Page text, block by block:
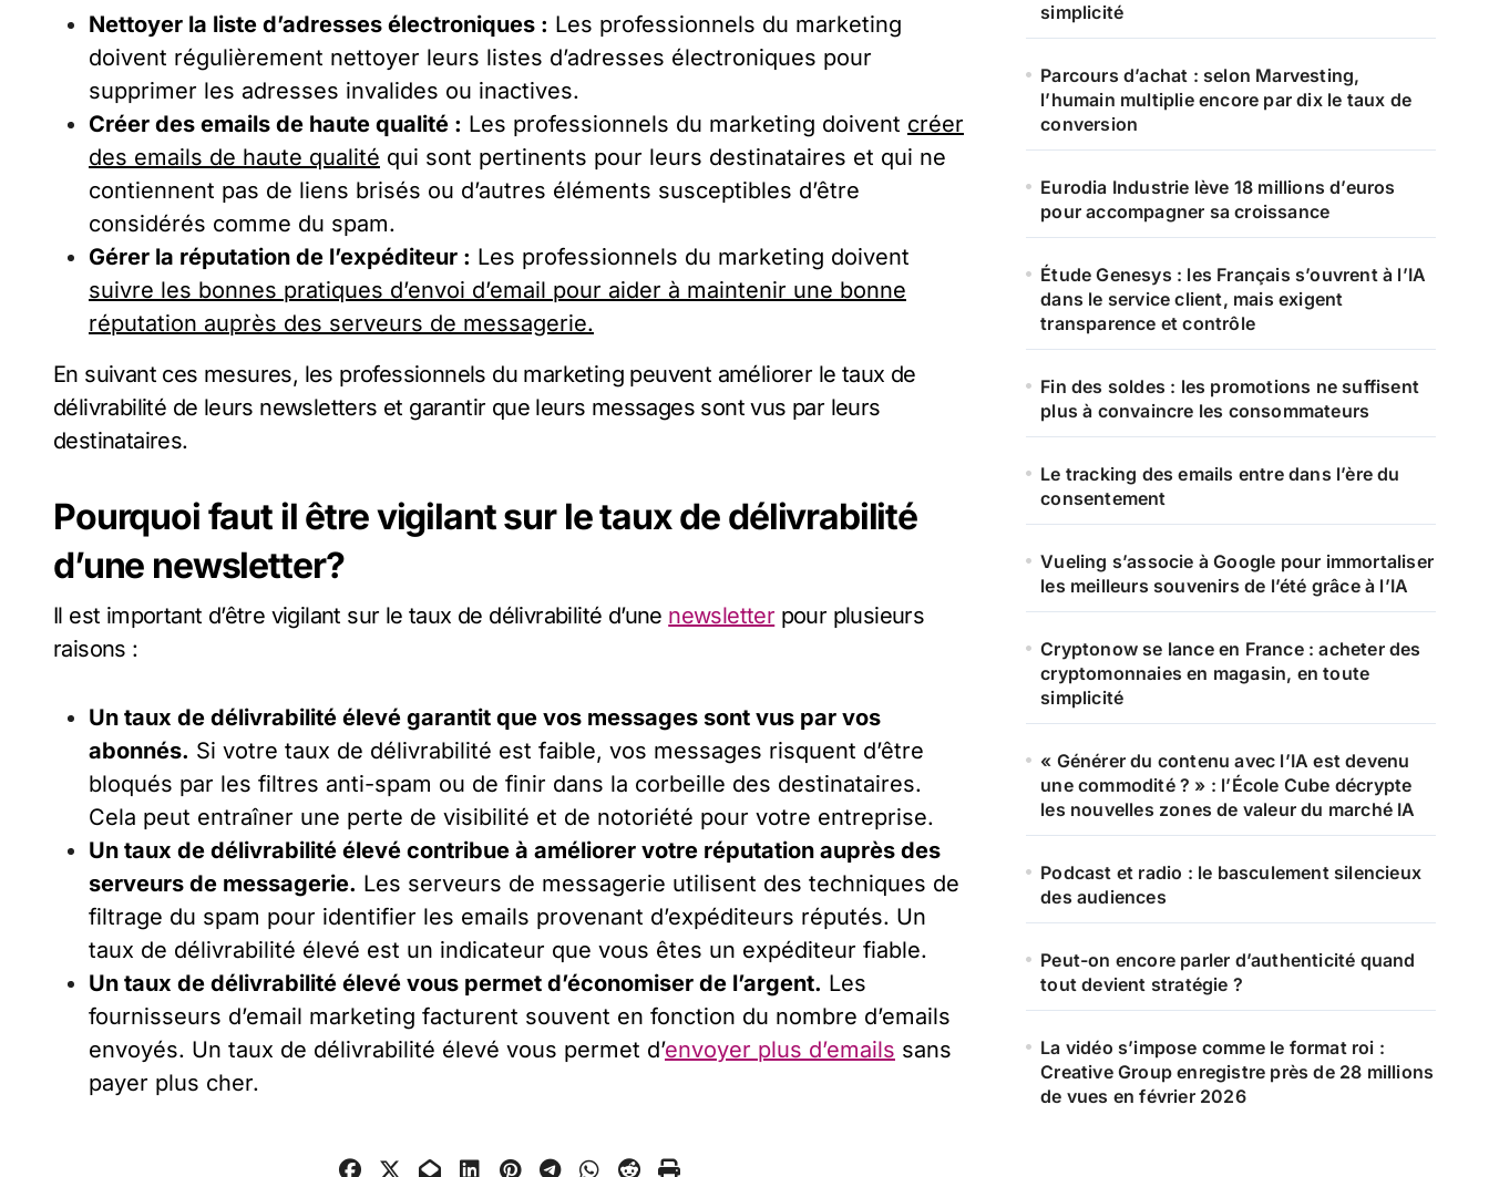
Nettoyer la liste d’adresses électroniques : Les professionnels du marketing
doivent régulièrement nettoyer leurs listes d’adresses électroniques pour
supprimer les adresses invalides ou inactives.
Créer des emails de haute qualité : Les professionnels du marketing doivent créer
des emails de haute qualité qui sont pertinents pour leurs destinataires et qui ne
contiennent pas de liens brisés ou d’autres éléments susceptibles d’être
considérés comme du spam.
Gérer la réputation de l’expéditeur : Les professionnels du marketing doivent
suivre les bonnes pratiques d’envoi d’email pour aider à maintenir une bonne
réputation auprès des serveurs de messagerie.
En suivant ces mesures, les professionnels du marketing peuvent améliorer le taux de
délivrabilité de leurs newsletters et garantir que leurs messages sont vus par leurs
destinataires.
Pourquoi faut il être vigilant sur le taux de délivrabilité
d’une newsletter?
Il est important d’être vigilant sur le taux de délivrabilité d’une newsletter pour plusieurs
raisons :
Un taux de délivrabilité élevé garantit que vos messages sont vus par vos
abonnés. Si votre taux de délivrabilité est faible, vos messages risquent d’être
bloqués par les filtres anti-spam ou de finir dans la corbeille des destinataires.
Cela peut entraîner une perte de visibilité et de notoriété pour votre entreprise.
Un taux de délivrabilité élevé contribue à améliorer votre réputation auprès des
serveurs de messagerie. Les serveurs de messagerie utilisent des techniques de
filtrage du spam pour identifier les emails provenant d’expéditeurs réputés. Un
taux de délivrabilité élevé est un indicateur que vous êtes un expéditeur fiable.
Un taux de délivrabilité élevé vous permet d’économiser de l’argent. Les
fournisseurs d’email marketing facturent souvent en fonction du nombre d’emails
envoyés. Un taux de délivrabilité élevé vous permet d’envoyer plus d’emails sans
payer plus cher.
simplicité
Parcours d’achat : selon Marvesting,
l’humain multiplie encore par dix le taux de
conversion
Eurodia Industrie lève 18 millions d’euros
pour accompagner sa croissance
Étude Genesys : les Français s’ouvrent à l’IA
dans le service client, mais exigent
transparence et contrôle
Fin des soldes : les promotions ne suffisent
plus à convaincre les consommateurs
Le tracking des emails entre dans l’ère du
consentement
Vueling s’associe à Google pour immortaliser
les meilleurs souvenirs de l’été grâce à l’IA
Cryptonow se lance en France : acheter des
cryptomonnaies en magasin, en toute
simplicité
« Générer du contenu avec l’IA est devenu
une commodité ? » : l’École Cube décrypte
les nouvelles zones de valeur du marché IA
Podcast et radio : le basculement silencieux
des audiences
Peut-on encore parler d’authenticité quand
tout devient stratégie ?
La vidéo s’impose comme le format roi :
Creative Group enregistre près de 28 millions
de vues en février 2026